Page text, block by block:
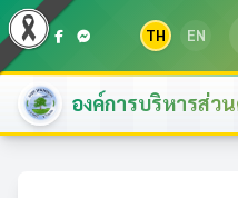
TH EN
องค์การบริหารส่ว